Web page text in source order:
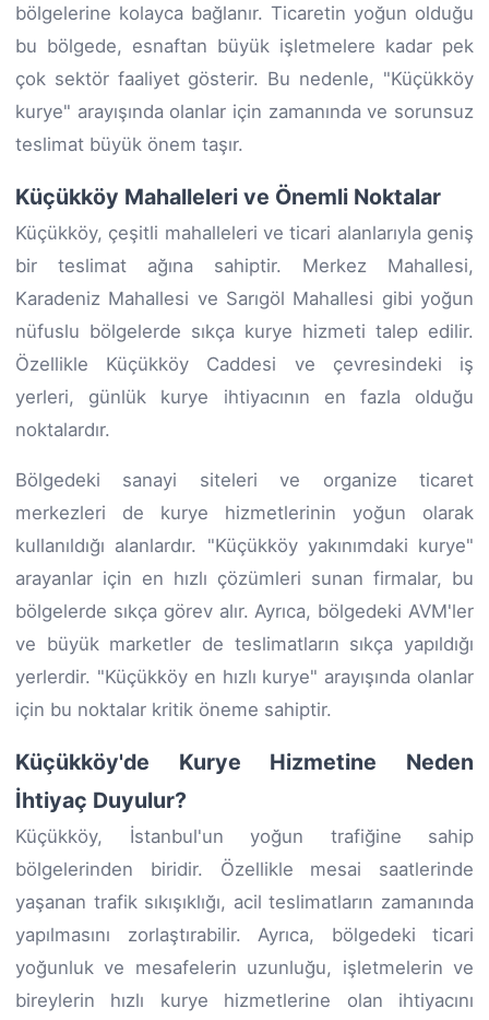
bölgelerine kolayca bağlanır. Ticaretin yoğun olduğu
bu bölgede, esnaftan büyük işletmelere kadar pek
çok sektör faaliyet gösterir. Bu nedenle, "Küçükköy
kurye" arayışında olanlar için zamanında ve sorunsuz
teslimat büyük önem taşır.
Küçükköy Mahalleleri ve Önemli Noktalar
Küçükköy, çeşitli mahalleleri ve ticari alanlarıyla geniş
bir teslimat ağına sahiptir. Merkez Mahallesi,
Karadeniz Mahallesi ve Sarıgöl Mahallesi gibi yoğun
nüfuslu bölgelerde sıkça kurye hizmeti talep edilir.
Özellikle Küçükköy Caddesi ve çevresindeki iş
yerleri, günlük kurye ihtiyacının en fazla olduğu
noktalardır.
Bölgedeki sanayi siteleri ve organize ticaret
merkezleri de kurye hizmetlerinin yoğun olarak
kullanıldığı alanlardır. "Küçükköy yakınımdaki kurye"
arayanlar için en hızlı çözümleri sunan firmalar, bu
bölgelerde sıkça görev alır. Ayrıca, bölgedeki AVM'ler
ve büyük marketler de teslimatların sıkça yapıldığı
yerlerdir. "Küçükköy en hızlı kurye" arayışında olanlar
için bu noktalar kritik öneme sahiptir.
Küçükköy'de Kurye Hizmetine Neden
İhtiyaç Duyulur?
Küçükköy, İstanbul'un yoğun trafiğine sahip
bölgelerinden biridir. Özellikle mesai saatlerinde
yaşanan trafik sıkışıklığı, acil teslimatların zamanında
yapılmasını zorlaştırabilir. Ayrıca, bölgedeki ticari
yoğunluk ve mesafelerin uzunluğu, işletmelerin ve
bireylerin hızlı kurye hizmetlerine olan ihtiyacını